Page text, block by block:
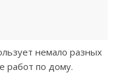
немало разных
работ по дому.